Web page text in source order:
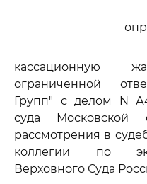
кассационную
ограниченной
Групп" с делом N
суда Московской
рассмотрения в
коллегии по
Верховного Суда